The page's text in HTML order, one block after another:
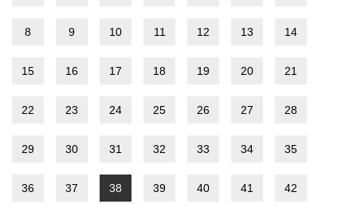
8 9 10 11 12 13 14
15 16 17 18 19 20 21
22 23 24 25 26 27 28
29 30 31 32 33 34 35
36 37 38 39 40 41 42